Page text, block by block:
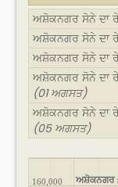
ਅਸ਼ੋਕਨਗਰ ਸੋਨੇ ਦਾ
ਅਸ਼ੋਕਨਗਰ ਸੋਨੇ ਦਾ
ਅਸ਼ੋਕਨਗਰ ਸੋਨੇ ਦਾ
ਅਸ਼ੋਕਨਗਰ ਸੋਨੇ ਦਾ
(01 ਅਗਸਤ)
ਅਸ਼ੋਕਨਗਰ ਸੋਨੇ ਦਾ
(05 ਅਗਸਤ)
ਅਸ਼ੋਕਨਗਰ
160,000